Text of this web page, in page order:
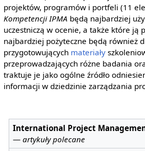
projektów, programów i portfeli (11
Kompetencji IPMA będą najbardziej
uczestniczą w ocenie, a także które ją
najbardziej pożyteczne będą również
przygotowujących materiały
przeprowadzających różne badania
traktuje je jako ogólne źródło
informacji w dziedzinie zarządzania
International Project
—artykuły polecane